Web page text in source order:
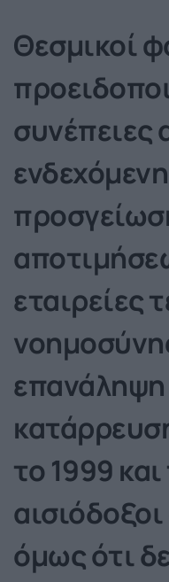
Θεσμικοί
συνέπειες
εταιρείες
το 1999
όμως ότι